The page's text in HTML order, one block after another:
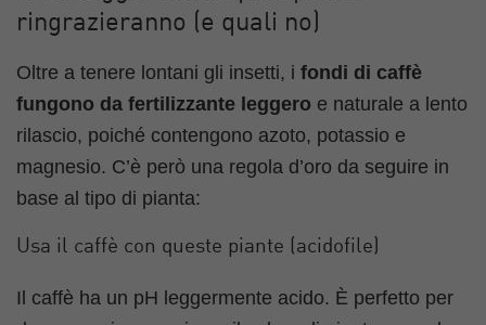
ringrazieranno (e quali no)
Oltre a tenere lontani gli insetti, i fondi di caffè
fungono da fertilizzante leggero e naturale a lento
rilascio, poiché contengono azoto, potassio e
magnesio. C’è però una regola d’oro da seguire in
base al tipo di pianta:
Usa il caffè con queste piante (acidofile)
Il caffè ha un pH leggermente acido. È perfetto per